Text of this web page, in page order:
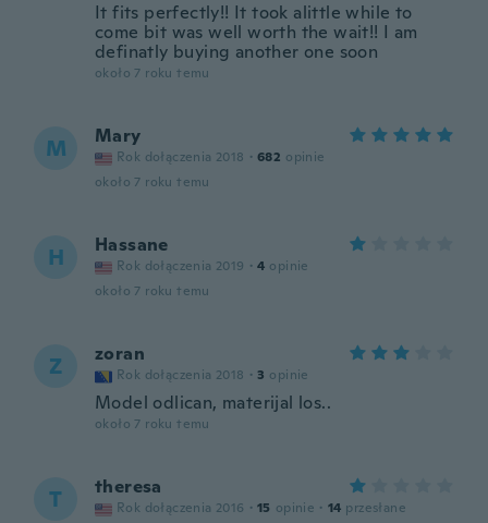
It fits perfectly!! It took alittle while to
come bit was well worth the wait!! I am
definatly buying another one soon
około 7 roku temu
M Mary
Rok dołączenia 2018 · 682 opinie
około 7 roku temu
H Hassane
Rok dołączenia 2019 · 4 opinie
około 7 roku temu
Z zoran
Rok dołączenia 2018 · 3 opinie
Model odlican, materijal los..
około 7 roku temu
T theresa
Rok dołączenia 2016 · 15 opinie · 14 przesłane